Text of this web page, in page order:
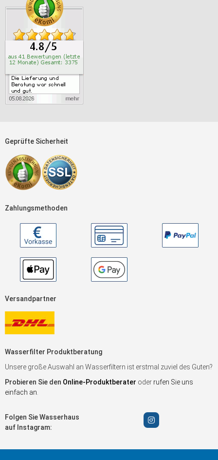
Geprüfte Sicherheit
Zahlungsmethoden
Versandpartner
Wasserfilter Produktberatung
Unsere große Auswahl an Wasserfiltern ist erstmal zuviel des Guten?
Probieren Sie den Online-Produktberater oder rufen Sie uns
einfach an.
Folgen Sie Wasserhaus
auf Instagram: